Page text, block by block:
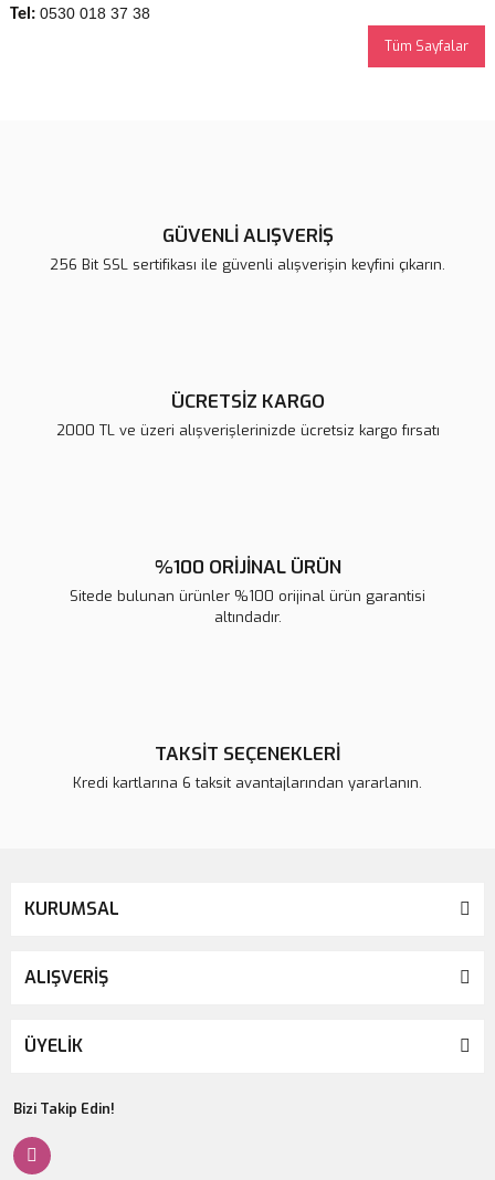
Tel: 0530 018 37 38
Tüm Sayfalar
GÜVENLİ ALIŞVERİŞ
256 Bit SSL sertifikası ile güvenli alışverişin keyfini çıkarın.
ÜCRETSİZ KARGO
2000 TL ve üzeri alışverişlerinizde ücretsiz kargo fırsatı
%100 ORİJİNAL ÜRÜN
Sitede bulunan ürünler %100 orijinal ürün garantisi
altındadır.
TAKSİT SEÇENEKLERİ
Kredi kartlarına 6 taksit avantajlarından yararlanın.
KURUMSAL
ALIŞVERİŞ
ÜYELİK
Bizi Takip Edin!